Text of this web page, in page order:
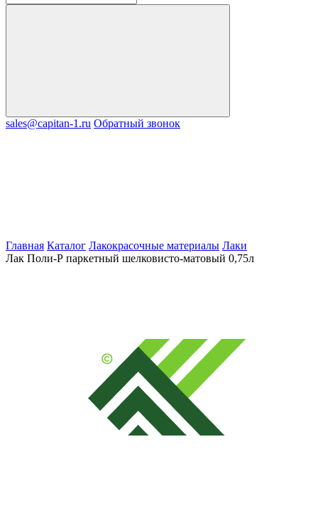
sales@capitan-1.ru Обратный звонок
Главная Каталог Лакокрасочные материалы Лаки
Лак Поли-Р паркетный шелковисто-матовый 0,75л